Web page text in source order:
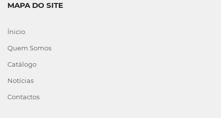
MAPA DO SITE
Ínicio
Quem Somos
Catálogo
Notícias
Contactos